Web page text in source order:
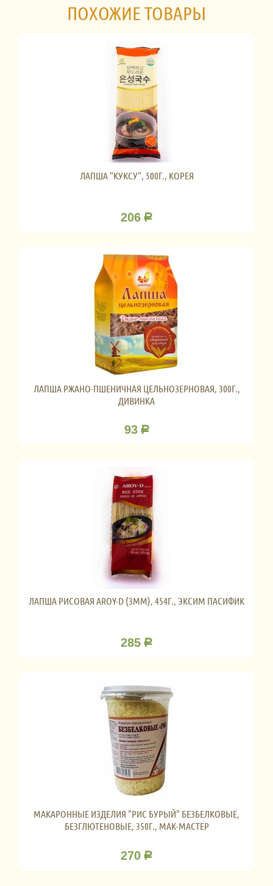
ПОХОЖИЕ ТОВАРЫ
ЛАПША "КУКСУ", 500Г., КОРЕЯ
206 Р
ЛАПША РЖАНО-ПШЕНИЧНАЯ ЦЕЛЬНОЗЕРНОВАЯ, 300Г.,
ДИВИНКА
93 Р
ЛАПША РИСОВАЯ AROY-D (3ММ), 454Г., ЭКСИМ ПАСИФИК
285 Р
МАКАРОННЫЕ ИЗДЕЛИЯ "РИС БУРЫЙ" БЕЗБЕЛКОВЫЕ,
БЕЗГЛЮТЕНОВЫЕ, 350Г., МАК-МАСТЕР
270 Р